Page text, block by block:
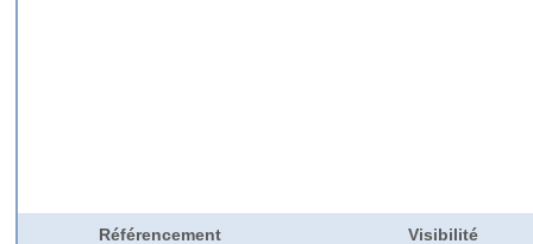
Référencement Visibilité